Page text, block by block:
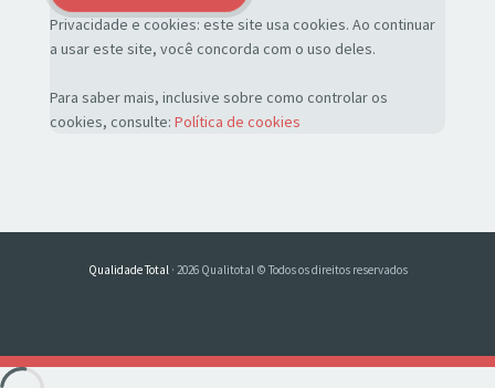
Privacidade e cookies: este site usa cookies. Ao continuar
a usar este site, você concorda com o uso deles.
Para saber mais, inclusive sobre como controlar os
cookies, consulte: Política de cookies
Qualidade Total · 2026 Qualitotal © Todos os direitos reservados